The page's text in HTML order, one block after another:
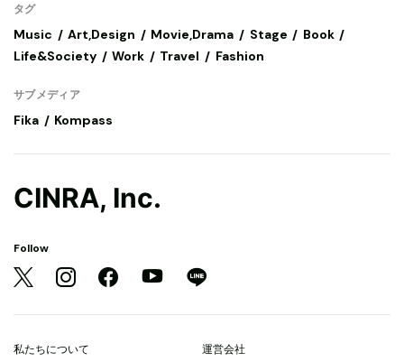
タグ
Music Art,Design Movie,Drama Stage
Book
Life&Society
Work Travel Fashion
サブメディア
Fika Kompass
CINRA, Inc.
Follow
私たちについて 運営会社